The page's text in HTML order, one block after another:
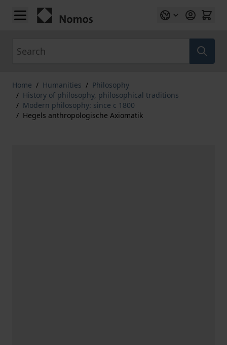
Skip to Content
Home / Humanities / Philosophy
/ History of philosophy, philosophical traditions
/ Modern philosophy: since c 1800
/ Hegels anthropologische Axiomatik